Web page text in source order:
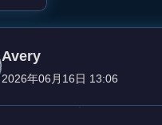
Avery
2026年06月16日 13:06